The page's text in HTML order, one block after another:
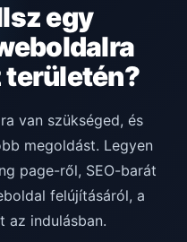
egy
van szükséged, és
megoldást. Legyen
page-ről, SEO-barát
felújításáról, a
az indulásban.